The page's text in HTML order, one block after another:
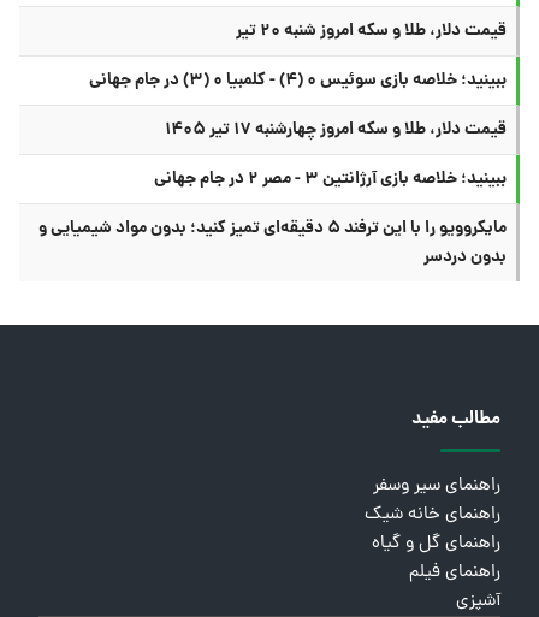
قیمت دلار، طلا و سکه امروز شنبه ۲۰ تیر
ببینید؛ خلاصه بازی سوئیس ۰ (۴) - کلمبیا ۰ (۳) در جام جهانی
قیمت دلار، طلا و سکه امروز چهارشنبه ۱۷ تیر ۱۴۰۵
ببینید؛ خلاصه بازی آرژانتین ۳ - مصر ۲ در جام جهانی
مایکروویو را با این ترفند ۵ دقیقه‌ای تمیز کنید؛ بدون مواد شیمیایی و
بدون دردسر
مطالب مفید
راهنمای سیر وسفر
راهنمای خانه شیک
راهنمای گل و گیاه
راهنمای فیلم
آشپزی